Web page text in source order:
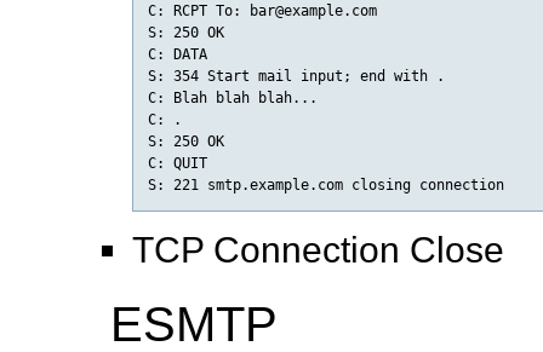
C: RCPT To: bar@example.com
S: 250 OK
C: DATA
S: 354 Start mail input; end with .
C: Blah blah blah...
C: .
S: 250 OK
C: QUIT
S: 221 smtp.example.com closing connection
TCP Connection Close
ESMTP